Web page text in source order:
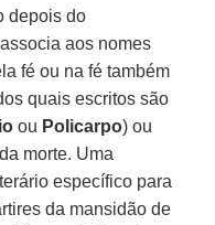
depois do
aos nomes
fé ou na fé também
quais escritos são
ou Policarpo) ou
morte. Uma
específico para
da mansidão de